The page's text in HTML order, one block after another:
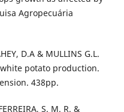
Agropecuária
D.A & MULLINS G.L.
potato production.
438pp.
S. M. R. &